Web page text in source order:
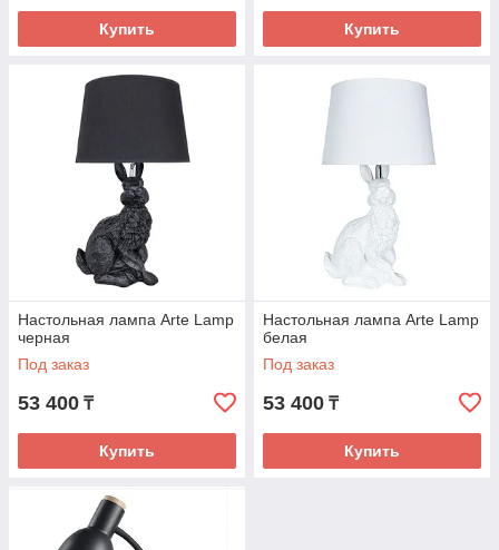
Купить Купить
Настольная лампа Arte Lamp
черная
Под заказ
53 400 ₸
Купить
Настольная лампа Arte Lamp
белая
Под заказ
53 400 ₸
Купить